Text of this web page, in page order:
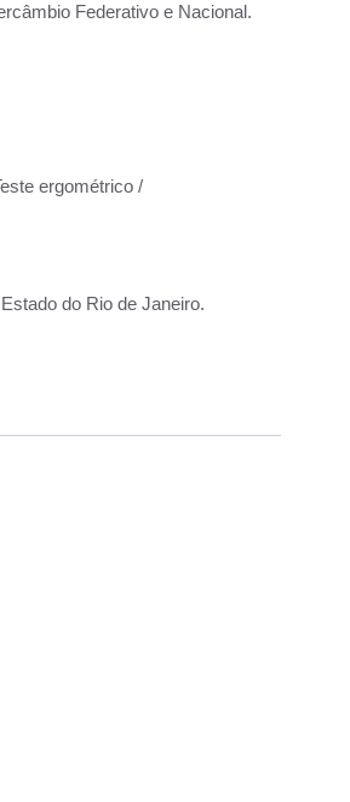
Federativo e Nacional.
ergométrico /
do Rio de Janeiro.